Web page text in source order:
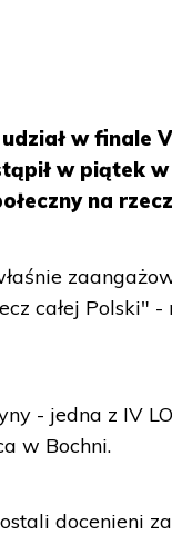
w finale
w piątek
na
całej Polski"
- jedna z IV
w Bochni.
docenieni